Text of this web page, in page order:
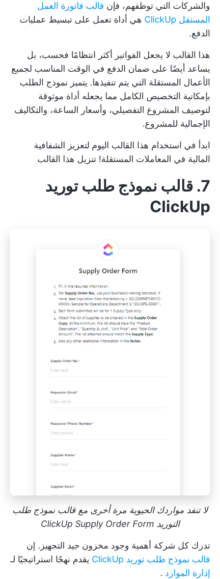
والشركات التي توظفهم، فإن قالب فاتورة العمل
المستقل ClickUp
هي أداة تعمل على تبسيط عمليات
الدفع.
هذا القالب لا يجعل الفواتير أكثر انتظامًا فحسب، بل
يساعد أيضًا على ضمان الدفع في الوقت المناسب لجميع
الأعمال المستقلة التي يتم تنفيذها. يتميز نموذج الطلب
بإمكانية التخصيص الكامل مما يجعله أداة موثوقة
لتوصيف المشروع التفصيلي، وأسعار الساعة، والتكاليف
الإجمالية للمشروع.
ابدأ في استخدام هذا القالب اليوم لتعزيز الشفافية
المالية في المعاملات المستقلة! تنزيل هذا القالب
7. قالب نموذج طلب توريد
ClickUp
لا تنفد مواردك الحيوية مرة أخرى مع قالب نموذج طلب
التوريد ClickUp Supply Order Form
تدرك كل شركة أهمية وجود مخزون جيد التجهيز. إن
قالب نموذج طلب توريد ClickUp
يقدم نهجًا استراتيجيًا لـ
إدارة الموارد .